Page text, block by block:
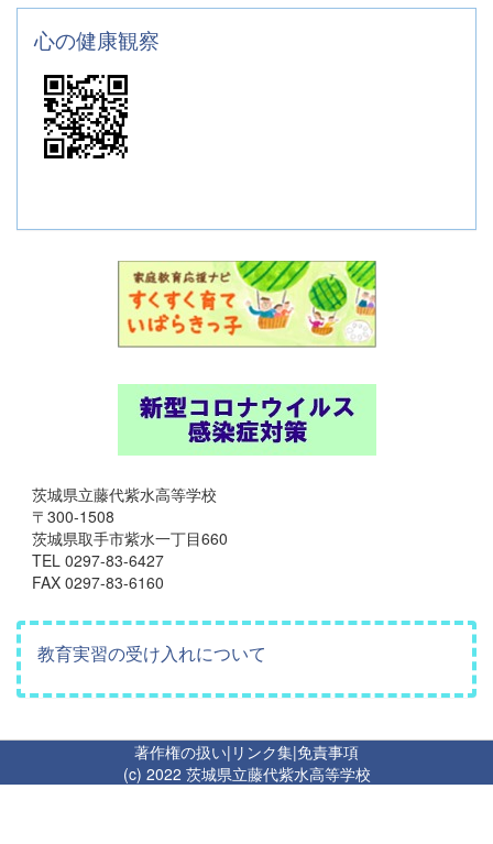
心の健康観察
茨城県立藤代紫水高等学校
〒300-1508
茨城県取手市紫水一丁目660
TEL 0297-83-6427
FAX 0297-83-6160
教育実習の受け入れについて
著作権の扱い| リンク集|免責事項
(c) 2022 茨城県立藤代紫水高等学校